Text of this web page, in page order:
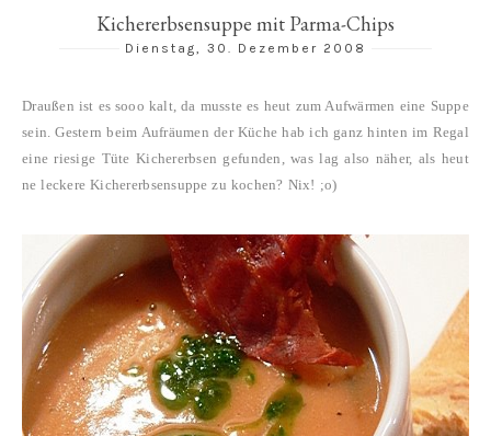
Kichererbsensuppe mit Parma-Chips
Dienstag, 30. Dezember 2008
Draußen ist es sooo kalt, da musste es heut zum Aufwärmen eine Suppe
sein. Gestern beim Aufräumen der Küche hab ich ganz hinten im Regal
eine riesige Tüte Kichererbsen gefunden, was lag also näher, als heut
ne leckere Kichererbsensuppe zu kochen? Nix! ;o)